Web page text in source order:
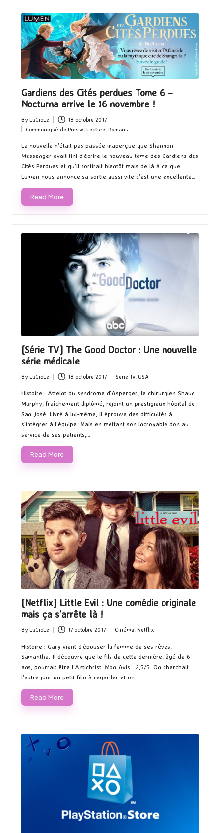
Gardiens des Cités perdues Tome 6 –
Nocturna arrive le 16 novembre !
Posted
by
By LuCioLe 18 octobre 2017
Posted
in
Communiqué de Presse Lecture Romans
La nouvelle n'était pas passée inaperçue que Shannon
Messenger avait fini d'écrire le nouveau tome des Gardiens des
Cités Perdues et qu'il sortirait bientôt mais de là à ce que
Lumen nous annonce sa sortie aussi vite c'est une excellente…
Read More
[Série TV] The Good Doctor : Une nouvelle
série médicale
Posted
by
By LuCioLe 18 octobre 2017
Posted
Serie Tv, USA
Histoire : Atteint du syndrome d'Asperger, le chirurgien Shaun
Murphy, fraîchement diplômé, rejoint un prestigieux hôpital de
San José. Livré à lui-même, il éprouve des difficultés à
s'intégrer à l'équipe. Mais en mettant son incroyable don au
service de ses patients,…
Read More
[Netflix] Little Evil : Une comédie originale
mais ça s’arrête là !
Posted
by
By LuCioLe 17 octobre 2017
Posted
in
Cinéma, Netflix
Histoire : Gary vient d'épouser la femme de ses rêves,
Samantha. Il découvre que le fils de cette dernière, âgé de 6
ans, pourrait être l'Antichrist. Mon Avis : 2,5/5. On cherchait
l'autre jour un petit film à regarder et on…
Read More